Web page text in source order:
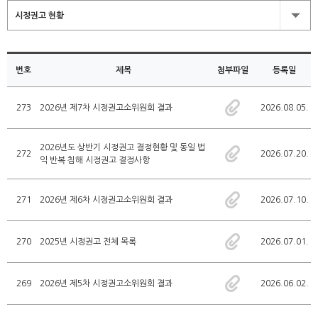
시정권고 현황
번호 제목 첨부파일 등록일
273 2026년 제7차 시정권고소위원회 결과 2026.08.05.
272
2026년도 상반기 시정권고 결정현황 및 동일 법
익 반복 침해 시정권고 결정사항
2026.07.20.
271 2026년 제6차 시정권고소위원회 결과 2026.07.10.
270 2025년 시정권고 전체 목록 2026.07.01.
269 2026년 제5차 시정권고소위원회 결과 2026.06.02.